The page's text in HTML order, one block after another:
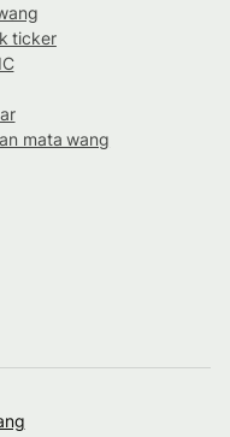
ticker
mata wang